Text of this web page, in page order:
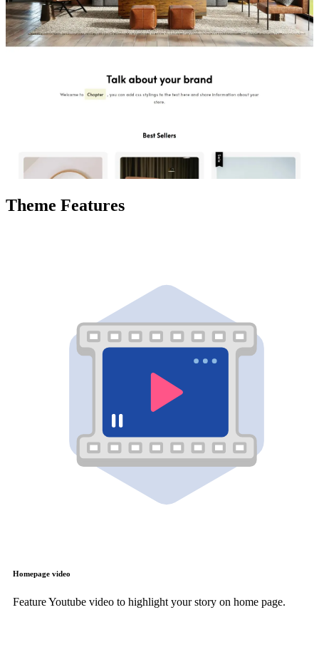
Theme Features
Homepage video
Feature Youtube video to highlight your story on home page.